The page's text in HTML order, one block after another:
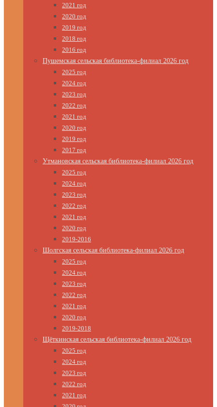
2021 год
2020 год
2019 год
2018 год
2016 год
Пушемская сельская библиотека-филиал 2026 год
2025 год
2024 год
2023 год
2022 год
2021 год
2020 год
2019 год
2017 год
Утмановская сельская библиотека-филиал 2026 год
2025 год
2024 год
2023 год
2022 год
2021 год
2020 год
2019-2016
Шолгская сельская библиотека-филиал 2026 год
2025 год
2024 год
2023 год
2022 год
2021 год
2020 год
2019-2018
Щёткинская сельская библиотека-филиал 2026 год
2025 год
2024 год
2023 год
2022 год
2021 год